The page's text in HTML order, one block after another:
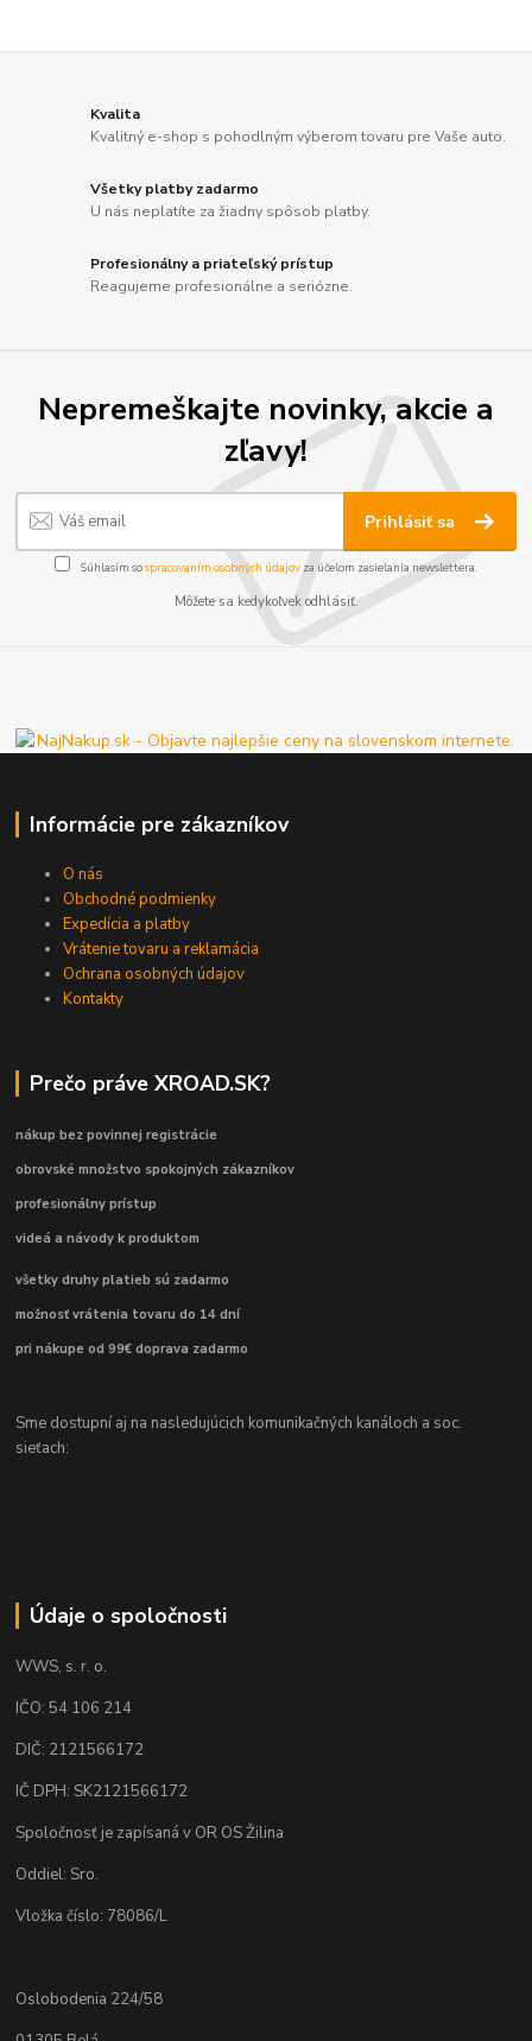
Kvalita
Kvalitný e-shop s pohodlným výberom tovaru pre Vaše auto.
Všetky platby zadarmo
U nás neplatíte za žiadny spôsob platby.
Profesionálny a priateľský prístup
Reagujeme profesionálne a seriózne.
Nepremeškajte novinky, akcie a
zľavy!
Prihlásiť sa
Súhlasím sospracovaním osobných údajov za účelom zasielania newslettera.
Môžete sa kedykoľvek odhlásiť.
Informácie pre zákazníkov
O nás
Obchodné podmienky
Expedícia a platby
Vrátenie tovaru a reklamácia
Ochrana osobných údajov
Kontakty
Prečo práve XROAD.SK?
nákup bez povinnej registrácie
obrovské množstvo spokojných zákazníkov
profesionálny prístup
videá a návody k produktom
všetky druhy platieb sú zadarmo
možnosť vrátenia tovaru do 14 dní
pri nákupe od 99€ doprava zadarmo
Sme dostupní aj na nasledujúcich komunikačných kanáloch a soc.
sieťach:
Údaje o spoločnosti
WWS, s. r. o.
IČO: 54 106 214
DIČ: 2121566172
IČ DPH: SK2121566172
Spoločnosť je zapísaná v OR OS Žilina
Oddiel: Sro.
Vložka číslo: 78086/L
Oslobodenia 224/58